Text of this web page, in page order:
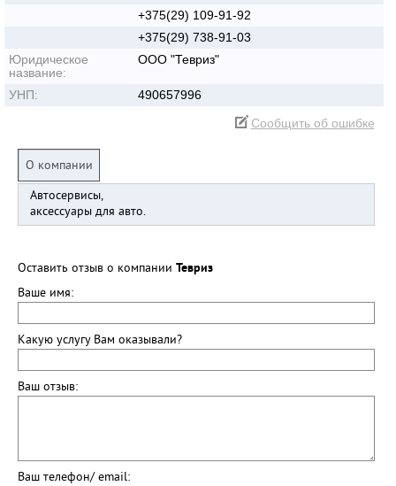
+375(29) 109-91-92
+375(29) 738-91-03
Юридическое
название:
ООО "Тевриз"
УНП:
490657996
Сообщить об ошибке
О компании
Автосервисы,
аксессуары для авто.
Оставить отзыв о компании Тевриз
Ваше имя:
Какую услугу Вам оказывали?
Ваш отзыв:
Ваш телефон/ email: